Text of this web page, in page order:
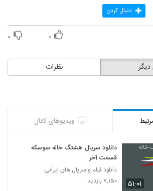
دنبال کردن
۰ ۰
نظرات
ویدیوهای کانال
۵۱:۰۱
دانلود سریال هشتگ خاله سوسکه
قسمت آخر
دانلود فیلم و سریال های ایرانی
۷,۱۵۰ بازدید